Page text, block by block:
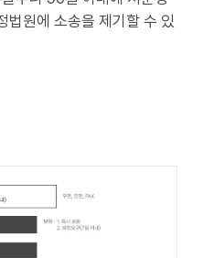
법원에 소송을 제기할 수 있